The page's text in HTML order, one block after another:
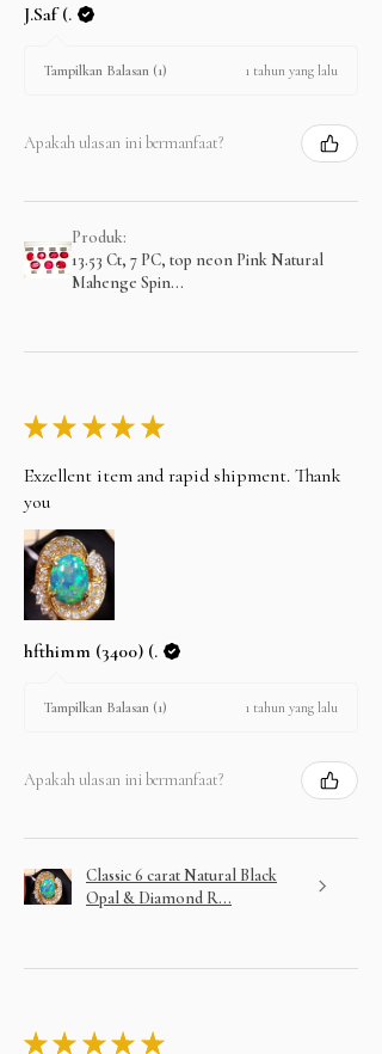
J.Saf (.
Tampilkan Balasan (1) 1 tahun yang lalu
Apakah ulasan ini bermanfaat?
Produk:
13.53 Ct, 7 PC, top neon Pink Natural
Mahenge Spin...
★ ★ ★ ★ ★
Exzellent item and rapid shipment. Thank
you
hfthimm (3400) (.
Tampilkan Balasan (1) 1 tahun yang lalu
Apakah ulasan ini bermanfaat?
Classic 6 carat Natural Black
Opal & Diamond R...
★ ★ ★ ★ ★